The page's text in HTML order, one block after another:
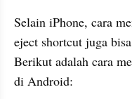
Selain iPhone, cara
eject shortcut juga
Berikut adalah cara
di Android: